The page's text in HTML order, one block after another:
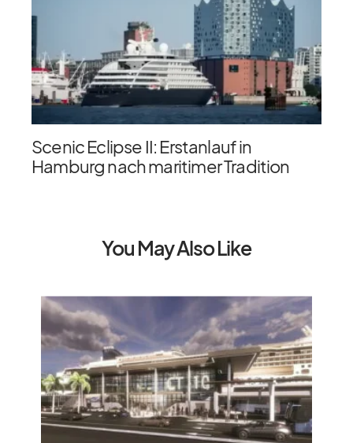
Scenic Eclipse II: Erstanlauf in
Hamburg nach maritimer Tradition
You May Also Like